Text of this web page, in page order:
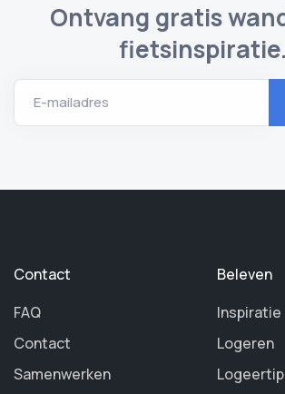
Ontvang gratis
fietsinspiratie.
E-mailadres
Contact
FAQ
Contact
Samenwerken
Beleven
Inspiratie
Logeren